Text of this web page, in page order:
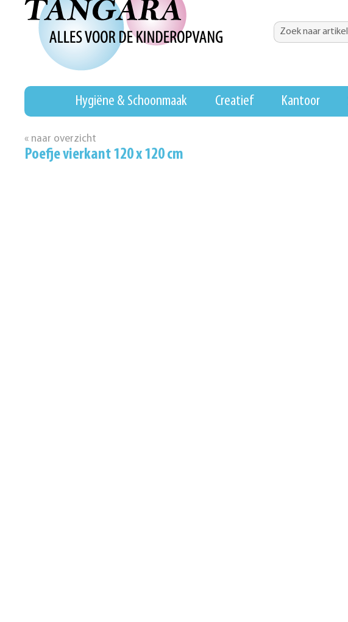
Hygiëne & Schoonmaak Creatief Kantoor
« naar overzicht
Poefje vierkant 120 x 120 cm